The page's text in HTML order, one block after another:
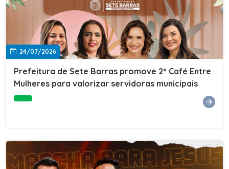
24/07/2026
Prefeitura de Sete Barras promove 2º Café Entre
Mulheres para valorizar servidoras municipais